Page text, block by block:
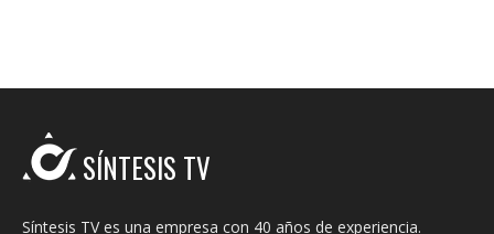
SÍNTESIS TV
Síntesis TV es una empresa con 40 años de experiencia.